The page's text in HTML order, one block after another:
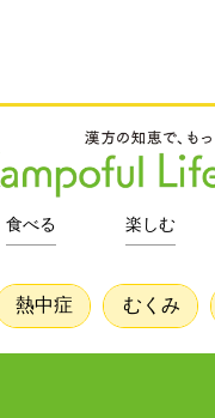
食べる 楽しむ
熱中症 むくみ